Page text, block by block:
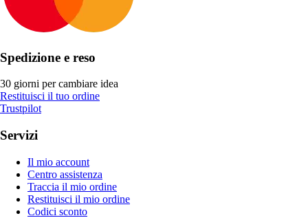
Spedizione e reso
30 giorni per cambiare idea
Restituisci il tuo ordine
Trustpilot
Servizi
Il mio account
Centro assistenza
Traccia il mio ordine
Restituisci il mio ordine
Codici sconto